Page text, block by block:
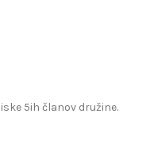
5ih članov družine.